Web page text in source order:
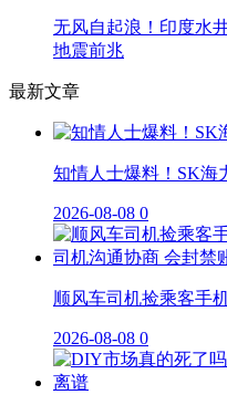
无风自起浪！印度水
地震前兆
最新文章
知情人士爆料！SK海
2026-08-08 0
顺风车司机捡乘客手
2026-08-08 0